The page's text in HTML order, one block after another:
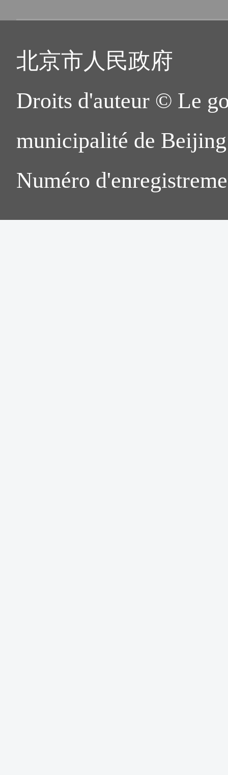
北京市人民政府
Droits d'auteur © Le
municipalité de
Numéro